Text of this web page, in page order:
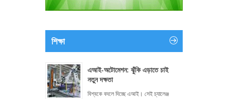
শিক্ষা
এআই-অটোমেশন: ঝুঁকি এড়াতে চাই
নতুন দক্ষতা
বিশ্বকে বদলে দিচ্ছে এআই। সেই চ্যালেঞ্জ